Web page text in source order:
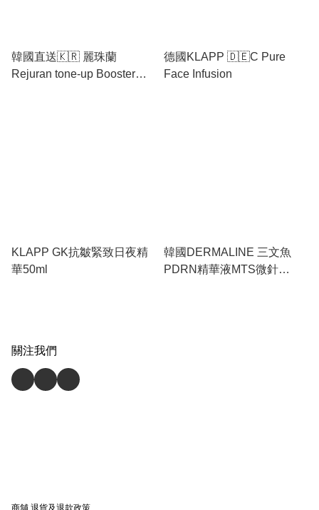
韓國直送🇰🇷 麗珠蘭
Rejuran tone-up Booster
德國KLAPP 🇩🇪C Pure
Face Infusion
KLAPP GK抗皺緊致日夜精
華50ml
韓國DERMALINE 三文魚
PDRN精華液MTS微針
關注我們
商舖 退貨及退款政策